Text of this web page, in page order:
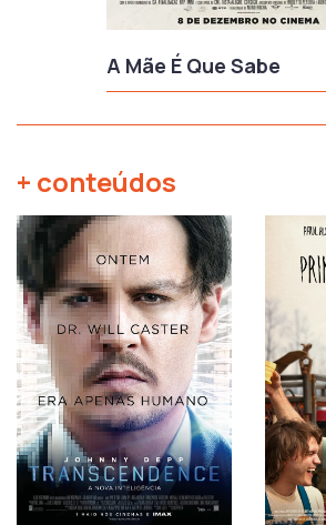
A Mãe É Que Sabe
+ conteúdos